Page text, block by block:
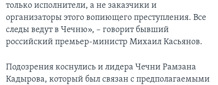
только исполнители, а не заказчики и
организаторы этого вопиющего преступления. Все
следы ведут в Чечню», – говорит бывший
российский премьер-министр Михаил Касьянов.
Подозрения коснулись и лидера Чечни Рамзана
Кадырова, который был связан с предполагаемыми